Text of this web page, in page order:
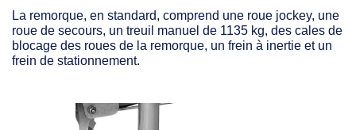
La remorque, en standard, comprend une roue jockey, une
roue de secours, un treuil manuel de 1135 kg, des cales de
blocage des roues de la remorque, un frein à inertie et un
frein de stationnement.